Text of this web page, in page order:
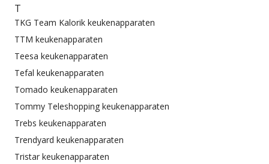
T
TKG Team Kalorik keukenapparaten
TTM keukenapparaten
Teesa keukenapparaten
Tefal keukenapparaten
Tomado keukenapparaten
Tommy Teleshopping keukenapparaten
Trebs keukenapparaten
Trendyard keukenapparaten
Tristar keukenapparaten